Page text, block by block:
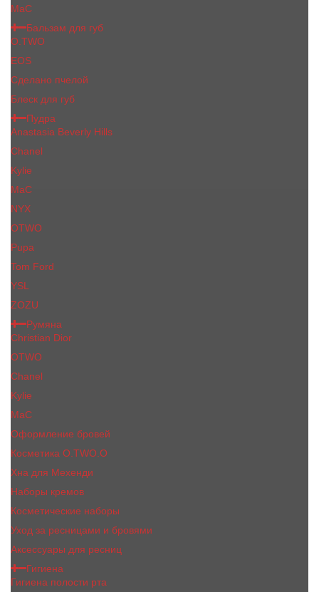
МаС
Бальзам для губ
O.TWO
EOS
Сделано пчелой
Блеск для губ
Пудра
Anastasia Beverly Hills
Chanel
Kylie
MaC
NYX
OTWO
Pupa
Tom Ford
YSL
ZOZU
Румяна
Christian Dior
OTWO
Сhanеl
Kylie
MaC
Оформление бровей
Косметика O.TWO.O
Хна для Мехенди
Наборы кремов
Косметические наборы
Уход за ресницами и бровями
Аксессуары для ресниц
Гигиена
Гигиена полости рта